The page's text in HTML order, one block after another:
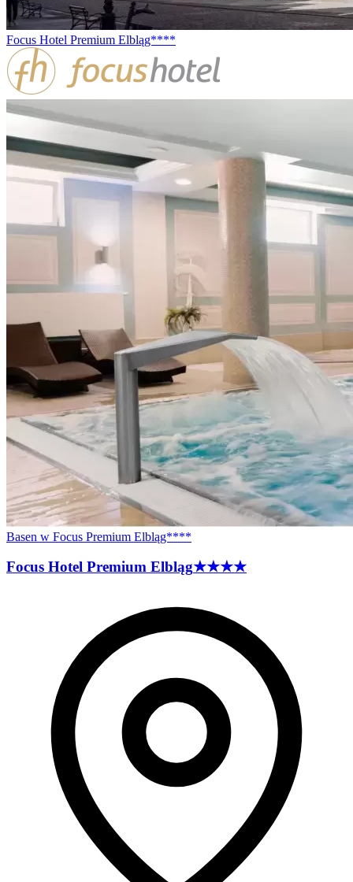
Focus Hotel Premium Elbląg****
Basen w Focus Premium Elbląg****
Focus Hotel Premium Elbląg★★★★